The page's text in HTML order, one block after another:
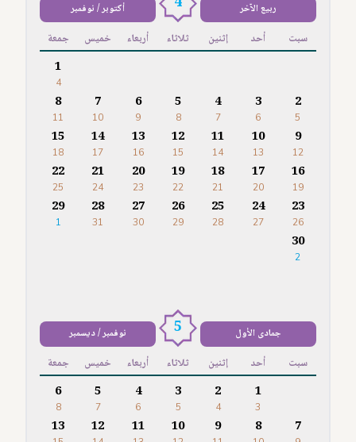
ربيع الآخر أكتوبر / نوفمبر
سبت أحد إثنين ثلاثاء أربعاء خميس جمعة
1
4
2
5
3
6
4
7
5
8
6
9
7
10
8
11
9
12
10
13
11
14
12
15
13
16
14
17
15
18
16
19
17
20
18
21
19
22
20
23
21
24
22
25
23
26
24
27
25
28
26
29
27
30
28
31
29
1
30
2
جمادى الأول 5 نوفمبر / ديسمبر
سبت أحد إثنين ثلاثاء أربعاء خميس جمعة
1
3
2
4
3
5
4
6
5
7
6
8
7
8
9
10
11
12
13